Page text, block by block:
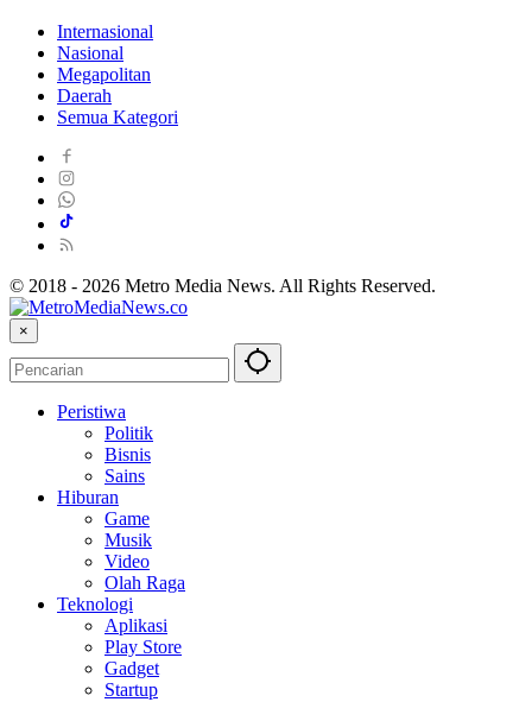
Internasional
Nasional
Megapolitan
Daerah
Semua Kategori
© 2018 - 2026 Metro Media News. All Rights Reserved.
×
Peristiwa
Politik
Bisnis
Sains
Hiburan
Game
Musik
Video
Olah Raga
Teknologi
Aplikasi
Play Store
Gadget
Startup